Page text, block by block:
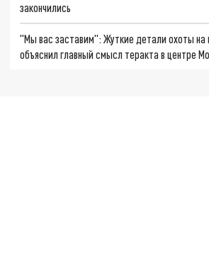
закончились
"Мы вас заставим": Жуткие детали охоты на
объяснил главный смысл теракта в центре